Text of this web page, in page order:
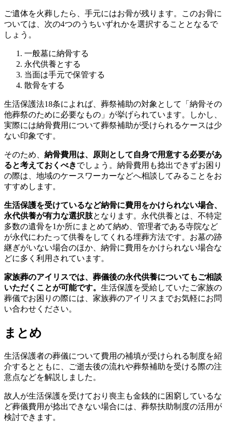
ご遺体を火葬したら、手元にはお骨が残ります。このお骨に
ついては、次の4つのうちいずれかを選択することとなるで
しょう。
一般墓に納骨する
永代供養とする
当面は手元で保管する
散骨をする
生活保護法18条によれば、葬祭補助の対象として「納骨その
他葬祭のために必要なもの」が挙げられています。しかし、
実際には納骨費用について葬祭補助が受けられるケースは少
ない印象です。
そのため、 納骨費用は、原則として自身で用意する必要があ
ると考えておくべきでしょう。納骨費用も捻出できずお困り
の際は、地域のケースワーカーなどへ相談してみることをお
すすめします。
生活保護を受けているなど納骨に費用をかけられない場合、
永代供養が有力な選択肢となります。永代供養とは、不特定
多数の遺骨を1か所にまとめて納め、管理者である寺院など
が永代にわたって供養をしてくれる埋葬方法です。お墓の跡
継ぎがいない場合のほか、納骨に費用をかけられない場合な
どに多く利用されています。
家族葬のアイリスでは、葬儀後の永代供養についてもご相談
いただくことが可能です。 生活保護を受給していたご家族の
葬儀でお困りの際には、家族葬のアイリスまでお気軽にお問
い合わせください。
まとめ
生活保護者の葬儀について費用の補填が受けられる制度を紹
介するとともに、ご逝去後の流れや葬祭補助を受ける際の注
意点などを解説しました。
故人が生活保護を受けており喪主も金銭的に困窮しているな
ど葬儀費用が捻出できない場合には、葬祭扶助制度の活用が
検討できます。